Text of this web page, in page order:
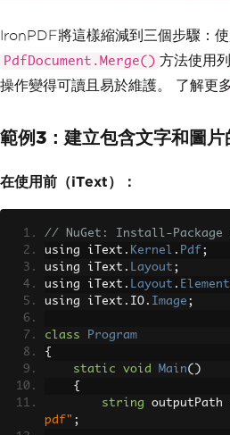
IronPDF將這樣縮減到三個步驟：使
PdfDocument.Merge() 方法使用
操作變得可讀且易於維護。 了解更
範例3：建立包含文字和圖片
在使用前（iText）：
// NuGet: Install-
using iText . Kernel . Pdf ;
using iText . Layout ;
using iText . Layout . Element
using iText . IO . Image ;
class
Program
{
static
void Main()
{
string outputPath
pdf" ;